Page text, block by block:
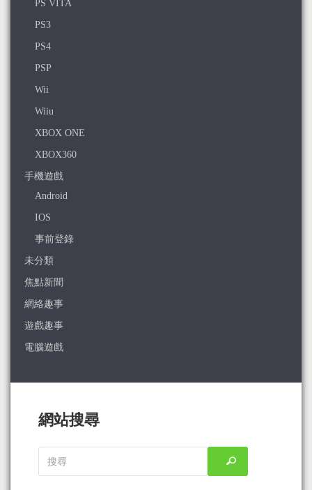
PS VITA
PS3
PS4
PSP
Wii
Wiiu
XBOX ONE
XBOX360
手機遊戲
Android
IOS
事前登錄
未分類
焦點新聞
網絡趣事
遊戲趣事
電腦遊戲
網站搜尋